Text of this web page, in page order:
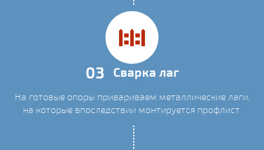
03 Сварка лаг
На готовые опоры привариваем металлические лаги,
на которые впоследствии монтируется профлист.